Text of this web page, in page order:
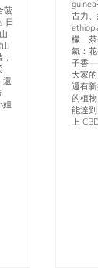
菠
日
還
姐
古力
檬、
氣：
子香
大家
還有
的植
能達
上